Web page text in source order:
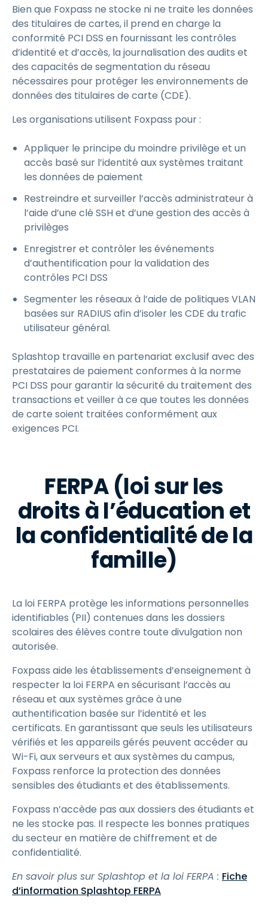
Bien que Foxpass ne stocke ni ne traite les données
des titulaires de cartes, il prend en charge la
conformité PCI DSS en fournissant les contrôles
d’identité et d’accès, la journalisation des audits et
des capacités de segmentation du réseau
nécessaires pour protéger les environnements de
données des titulaires de carte (CDE).
Les organisations utilisent Foxpass pour :
Appliquer le principe du moindre privilège et un
accès basé sur l’identité aux systèmes traitant
les données de paiement
Restreindre et surveiller l’accès administrateur à
l’aide d’une clé SSH et d’une gestion des accès à
privilèges
Enregistrer et contrôler les événements
d’authentification pour la validation des
contrôles PCI DSS
Segmenter les réseaux à l’aide de politiques VLAN
basées sur RADIUS afin d’isoler les CDE du trafic
utilisateur général.
Splashtop travaille en partenariat exclusif avec des
prestataires de paiement conformes à la norme
PCI DSS pour garantir la sécurité du traitement des
transactions et veiller à ce que toutes les données
de carte soient traitées conformément aux
exigences PCI.
FERPA (loi sur les
droits à l’éducation et
la confidentialité de la
famille)
La loi FERPA protège les informations personnelles
identifiables (PII) contenues dans les dossiers
scolaires des élèves contre toute divulgation non
autorisée.
Foxpass aide les établissements d’enseignement à
respecter la loi FERPA en sécurisant l’accès au
réseau et aux systèmes grâce à une
authentification basée sur l’identité et les
certificats. En garantissant que seuls les utilisateurs
vérifiés et les appareils gérés peuvent accéder au
Wi-Fi, aux serveurs et aux systèmes du campus,
Foxpass renforce la protection des données
sensibles des étudiants et des établissements.
Foxpass n’accède pas aux dossiers des étudiants et
ne les stocke pas. Il respecte les bonnes pratiques
du secteur en matière de chiffrement et de
confidentialité.
En savoir plus sur Splashtop et la loi FERPA : Fiche
d’information Splashtop FERPA